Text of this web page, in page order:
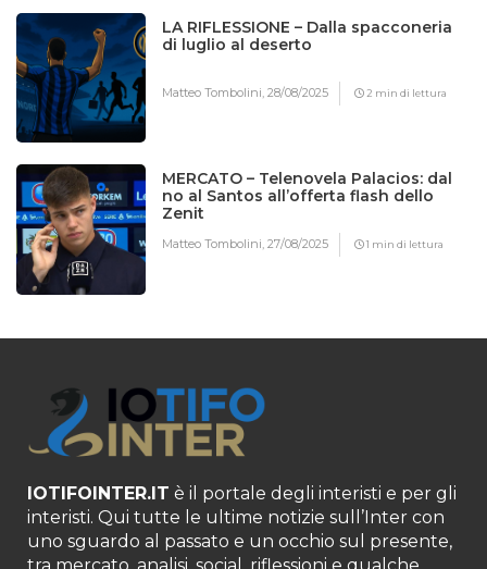
LA RIFLESSIONE – Dalla spacconeria
di luglio al deserto
Matteo Tombolini,28/08/2025 2 min di lettura
MERCATO – Telenovela Palacios: dal
no al Santos all’offerta flash dello
Zenit
Matteo Tombolini,27/08/2025 1 min di lettura
IOTIFOINTER.IT è il portale degli interisti e per gli
interisti. Qui tutte le ultime notizie sull’Inter con
uno sguardo al passato e un occhio sul presente,